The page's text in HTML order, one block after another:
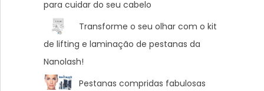
para cuidar do seu cabelo
Transforme o seu olhar com o kit
de lifting e laminação de pestanas da
Nanolash!
Pestanas compridas fabulosas